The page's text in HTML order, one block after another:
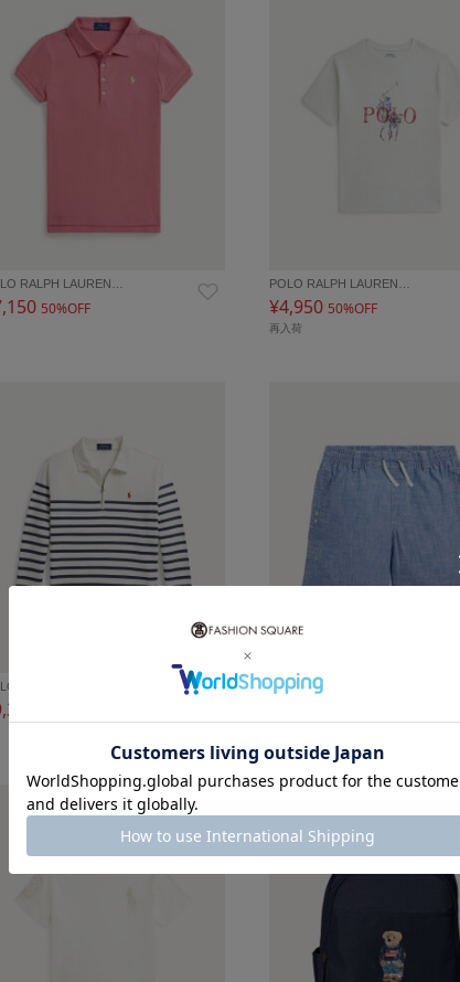
RALPH LAUREN…
50%OFF
POLO RALPH LAUREN…
¥4,950 50%OFF
再入荷
RALPH LAUREN… POLO RALPH LAUREN…